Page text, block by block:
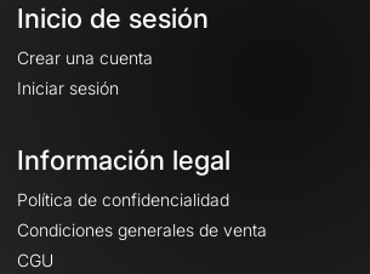
Inicio de sesión
Crear una cuenta
Iniciar sesión
Información legal
Política de confidencialidad
Condiciones generales de venta
CGU